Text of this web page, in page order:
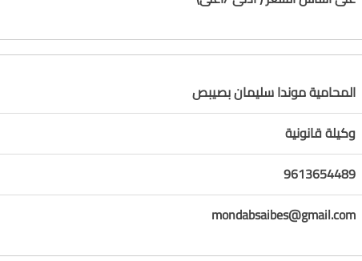
المحامية موندا سليمان بصيبص
وكيلة قانونية
9613654489
mondabsaibes@gmail.com